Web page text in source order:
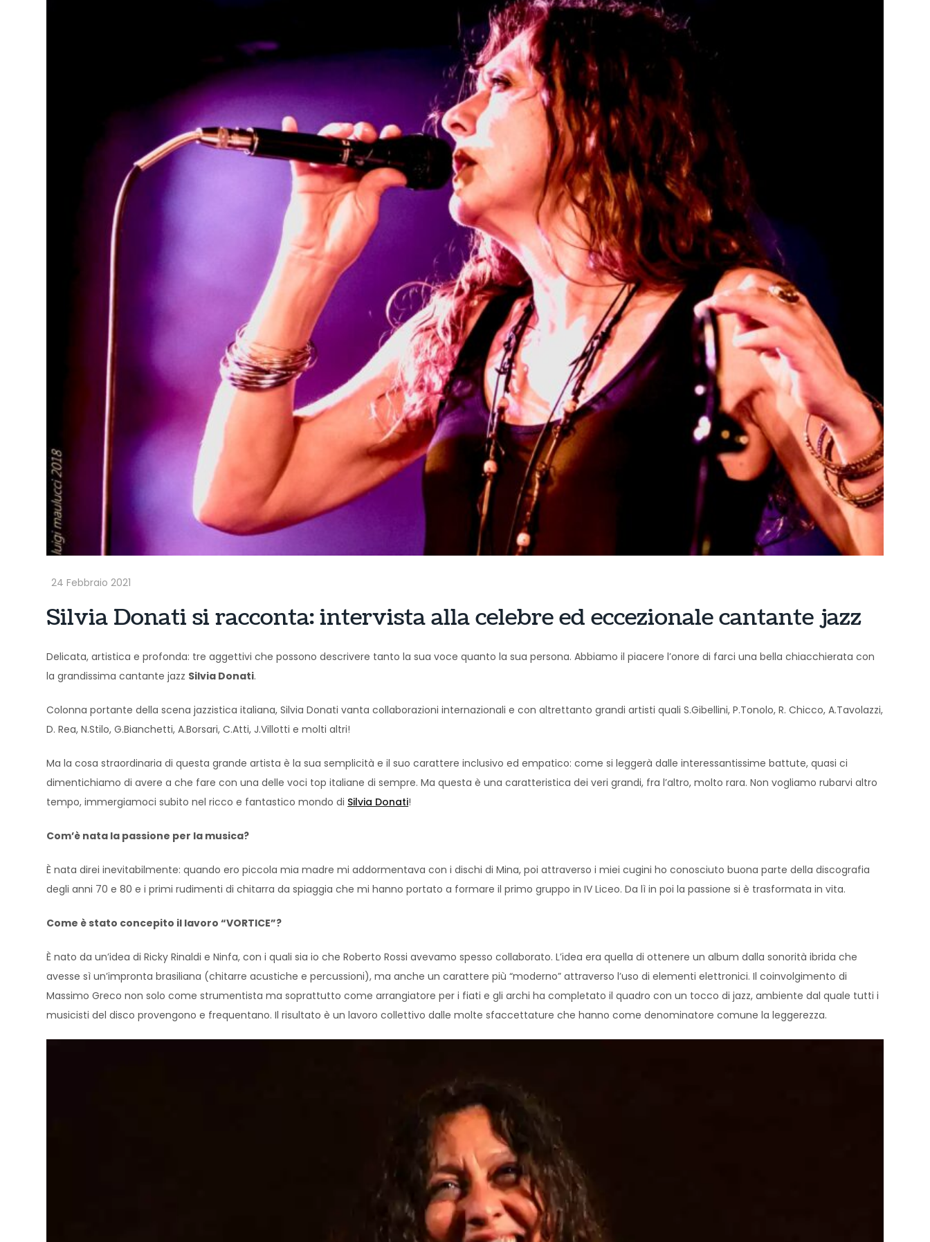
Silvia Donati si racconta: intervista alla celebre ed eccezionale cantante jazz
Delicata, artistica e profonda: tre aggettivi che possono descrivere tanto la sua voce quanto la sua persona. Abbiamo il piacere l’onore di farci una bella chiacchierata con
la grandissima cantante jazz Silvia Donati.
Colonna portante della scena jazzistica italiana, Silvia Donati vanta collaborazioni internazionali e con altrettanto grandi artisti quali S.Gibellini, P.Tonolo, R. Chicco, A.Tavolazzi,
D. Rea, N.Stilo, G.Bianchetti, A.Borsari, C.Atti, J.Villotti e molti altri!
Ma la cosa straordinaria di questa grande artista è la sua semplicità e il suo carattere inclusivo ed empatico: come si leggerà dalle interessantissime battute, quasi ci
dimentichiamo di avere a che fare con una delle voci top italiane di sempre. Ma questa è una caratteristica dei veri grandi, fra l’altro, molto rara. Non vogliamo rubarvi altro
tempo, immergiamoci subito nel ricco e fantastico mondo di Silvia Donati!
Com’è nata la passione per la musica?
È nata direi inevitabilmente: quando ero piccola mia madre mi addormentava con i dischi di Mina, poi attraverso i miei cugini ho conosciuto buona parte della discografia
degli anni 70 e 80 e i primi rudimenti di chitarra da spiaggia che mi hanno portato a formare il primo gruppo in IV Liceo. Da lì in poi la passione si è trasformata in vita.
Come è stato concepito il lavoro “VORTICE”?
È nato da un’idea di Ricky Rinaldi e Ninfa, con i quali sia io che Roberto Rossi avevamo spesso collaborato. L’idea era quella di ottenere un album dalla sonorità ibrida che
avesse sì un’impronta brasiliana (chitarre acustiche e percussioni), ma anche un carattere più “moderno” attraverso l’uso di elementi elettronici. Il coinvolgimento di
Massimo Greco non solo come strumentista ma soprattutto come arrangiatore per i fiati e gli archi ha completato il quadro con un tocco di jazz, ambiente dal quale tutti i
musicisti del disco provengono e frequentano. Il risultato è un lavoro collettivo dalle molte sfaccettature che hanno come denominatore comune la leggerezza.